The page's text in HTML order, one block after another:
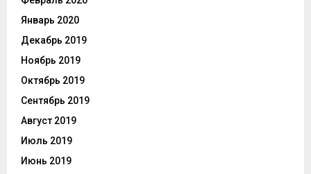
Январь 2020
Декабрь 2019
Ноябрь 2019
Октябрь 2019
Сентябрь 2019
Август 2019
Июль 2019
Июнь 2019